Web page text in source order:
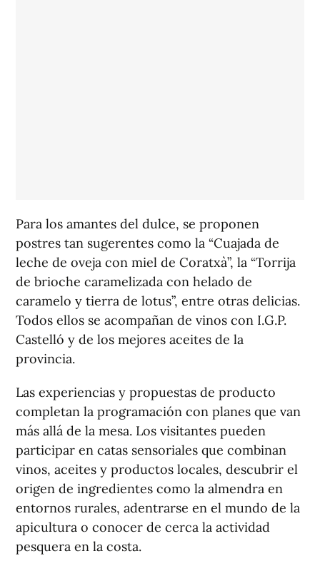
Para los amantes del dulce, se proponen
postres tan sugerentes como la “Cuajada de
leche de oveja con miel de Coratxà”, la “Torrija
de brioche caramelizada con helado de
caramelo y tierra de lotus”, entre otras delicias.
Todos ellos se acompañan de vinos con I.G.P.
Castelló y de los mejores aceites de la
provincia.
Las experiencias y propuestas de producto
completan la programación con planes que van
más allá de la mesa. Los visitantes pueden
participar en catas sensoriales que combinan
vinos, aceites y productos locales, descubrir el
origen de ingredientes como la almendra en
entornos rurales, adentrarse en el mundo de la
apicultura o conocer de cerca la actividad
pesquera en la costa.